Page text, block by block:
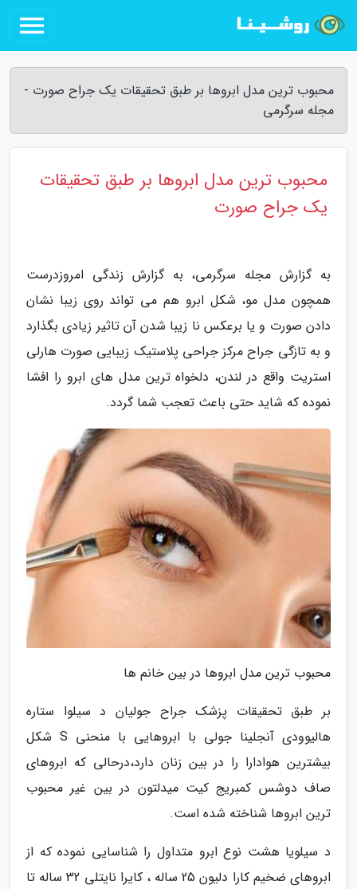
محبوب ترین مدل ابروها بر طبق تحقیقات یک جراح صورت -
مجله سرگرمی
محبوب ترین مدل ابروها بر طبق تحقیقات
یک جراح صورت
به گزارش مجله سرگرمی، به گزارش زندگی امروزدرست
همچون مدل مو، شکل ابرو هم می تواند روی زیبا نشان
دادن صورت و یا برعکس نا زیبا شدن آن تاثیر زیادی بگذارد
و به تازگی جراح مرکز جراحی پلاستیک زیبایی صورت هارلی
استریت واقع در لندن، دلخواه ترین مدل های ابرو را افشا
نموده که شاید حتی باعث تعجب شما گردد.
محبوب ترین مدل ابروها در بین خانم ها
بر طبق تحقیقات پزشک جراح جولیان د سیلوا ستاره
هالیوودی آنجلینا جولی با ابروهایی با منحنی S شکل
بیشترین هوادارا را در بین زنان دارد،درحالی که ابروهای
صاف دوشس کمبریج کیت میدلتون در بین غیر محبوب
ترین ابروها شناخته شده است.
د سیلویا هشت نوع ابرو متداول را شناسایی نموده که از
ابروهای ضخیم کارا دلیون 25 ساله ، کایرا نایتلی 32 ساله تا